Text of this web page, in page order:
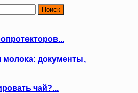
документы,
чай?...